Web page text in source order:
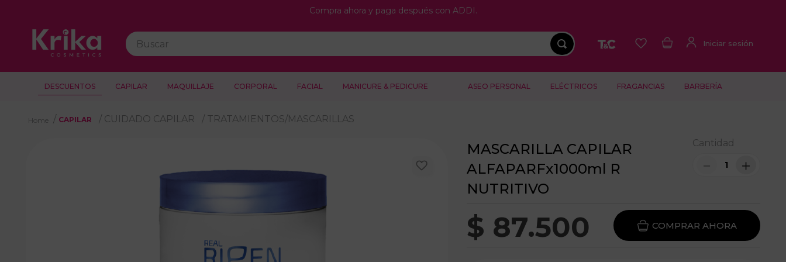
Compra ahora y paga después con ADDI.
Buscar
DESCUENTOS CAPILAR MAQUILLAJE CORPORAL FACIAL MANICURE & PEDICURE ASEO PERSONAL ELÉCTRICOS FRAGANCIAS BARBERÍA
CAPILAR CUIDADO CAPILAR TRATAMIENTOS/MASCARILLAS
MASCARILLA CAPILAR
ALFAPARFx1000ml R
NUTRITIVO
Cantidad
＋
－
$ 87.500